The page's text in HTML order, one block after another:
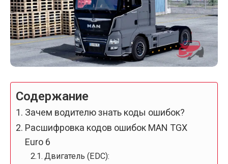
Содержание
Зачем водителю знать коды ошибок?
Расшифровка кодов ошибок MAN TGX
Euro 6
Двигатель (EDC):